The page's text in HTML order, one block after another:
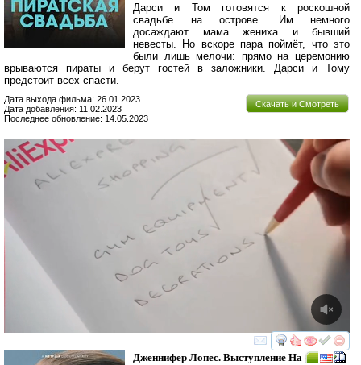
Дарси и Том готовятся к роскошной
свадьбе на острове. Им немного
досаждают мама жениха и бывший
невесты. Но вскоре пара поймёт, что это
были лишь мелочи: прямо на церемонию
врываются пираты и берут гостей в заложники. Дарси и Тому
предстоит всех спасти.
Скачать и Смотреть
Дата выхода фильма: 26.01.2023
Дата добавления: 11.02.2023
Последнее обновление: 14.05.2023
смотреть
Дженнифер Лопес. Выступление На